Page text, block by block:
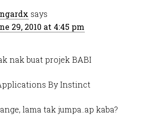
says
29, 2010 at 4:45 pm
nak buat projek BABI
By Instinct
lama tak jumpa..ap kaba?